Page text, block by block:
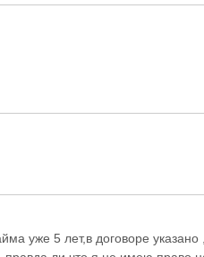
уже 5 лет,в договоре